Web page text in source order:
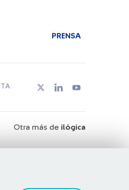
PRENSA
Otra más de ilógica